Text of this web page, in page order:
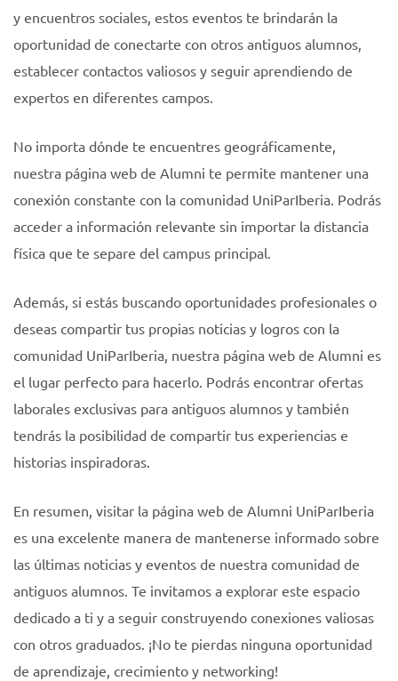
y encuentros sociales, estos eventos te brindarán la
oportunidad de conectarte con otros antiguos alumnos,
establecer contactos valiosos y seguir aprendiendo de
expertos en diferentes campos.
No importa dónde te encuentres geográficamente,
nuestra página web de Alumni te permite mantener una
conexión constante con la comunidad UniParIberia. Podrás
acceder a información relevante sin importar la distancia
física que te separe del campus principal.
Además, si estás buscando oportunidades profesionales o
deseas compartir tus propias noticias y logros con la
comunidad UniParIberia, nuestra página web de Alumni es
el lugar perfecto para hacerlo. Podrás encontrar ofertas
laborales exclusivas para antiguos alumnos y también
tendrás la posibilidad de compartir tus experiencias e
historias inspiradoras.
En resumen, visitar la página web de Alumni UniParIberia
es una excelente manera de mantenerse informado sobre
las últimas noticias y eventos de nuestra comunidad de
antiguos alumnos. Te invitamos a explorar este espacio
dedicado a ti y a seguir construyendo conexiones valiosas
con otros graduados. ¡No te pierdas ninguna oportunidad
de aprendizaje, crecimiento y networking!